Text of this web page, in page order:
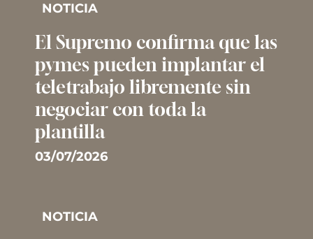
NOTICIA
El Supremo confirma que las
pymes pueden implantar el
teletrabajo libremente sin
negociar con toda la
plantilla
03/07/2026
NOTICIA